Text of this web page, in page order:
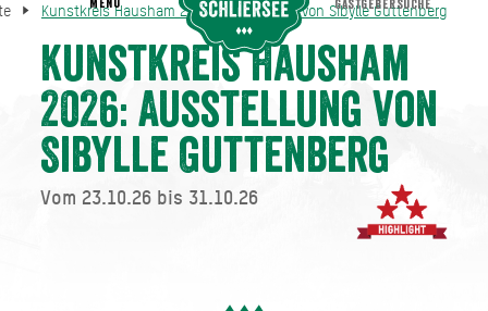
Kunstkreis Hausham 2026: Ausstellung von Sibylle Guttenberg
Kunstkreis Hausham
2026: Ausstellung von
Sibylle Guttenberg
Vom 23.10.26 bis 31.10.26
Kunstkreis Hausham 2026: Ausstellung von Sibylle Guttenberg
MENU GASTGEBERSUCHE